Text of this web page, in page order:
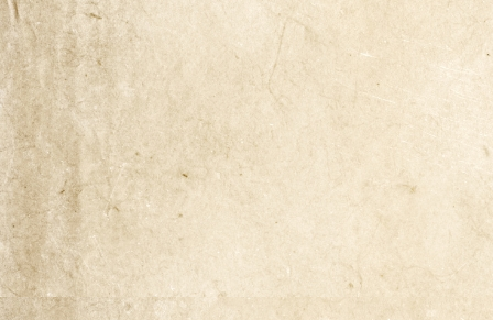
Košarica
Moj račun
Način nakupovanja
Najbolj pogosta vprašanja
Naša zgodba
Odkup knjig